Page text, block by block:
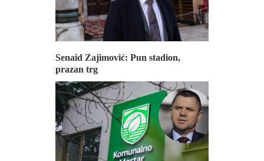
Senaid Zajimović: Pun stadion,
prazan trg